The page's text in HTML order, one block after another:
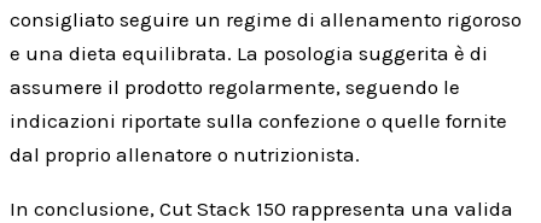
consigliato seguire un regime di allenamento rigoroso
e una dieta equilibrata. La posologia suggerita è di
assumere il prodotto regolarmente, seguendo le
indicazioni riportate sulla confezione o quelle fornite
dal proprio allenatore o nutrizionista.
In conclusione, Cut Stack 150 rappresenta una valida